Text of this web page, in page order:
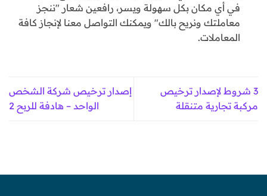
في أي مكان بكل سهولة ويسر، رافعين شعار "ننجز
معاملتك ونريح بالك" ويمكنك التواصل معنا لإنجاز كافة
المعاملات.
3 شروط لإصدار ترخيص
مركبة تجارية متنقلة
إصدار ترخيص شركة الشخص
الواحد – هادفة للربح 2